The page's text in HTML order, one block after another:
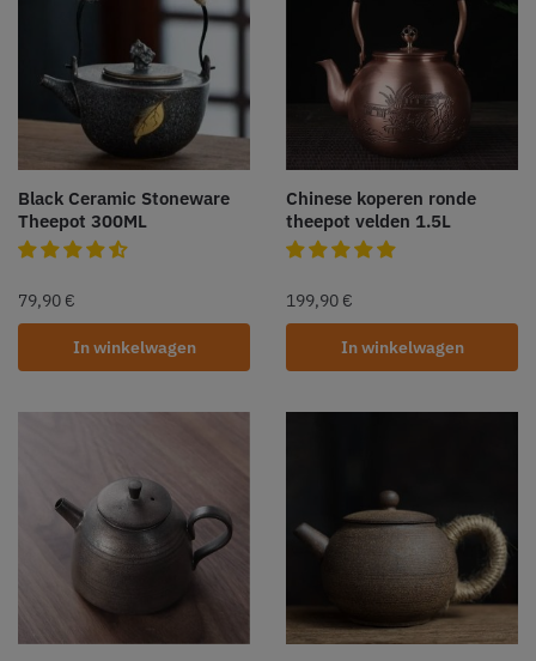
Black Ceramic Stoneware
Theepot 300ML
79,90 €
In winkelwagen
Chinese koperen ronde
theepot velden 1.5L
199,90 €
In winkelwagen